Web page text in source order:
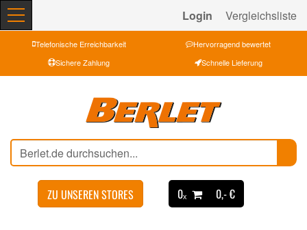
Login Vergleichsliste
Telefonische Erreichbarkeit
Hervorragend bewertet
Sichere Zahlung
Schnelle Lieferung
ZU UNSEREN STORES 0ₓ 0,- €